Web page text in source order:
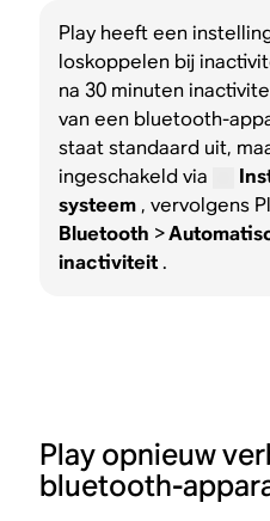
Play heeft een
loskoppelen bij
na 30 minuten
van een bluetooth-
staat standaard uit,
ingeschakeld via
systeem , vervolgens
Bluetooth >
inactiviteit.
Play opnieuw
bluetooth-